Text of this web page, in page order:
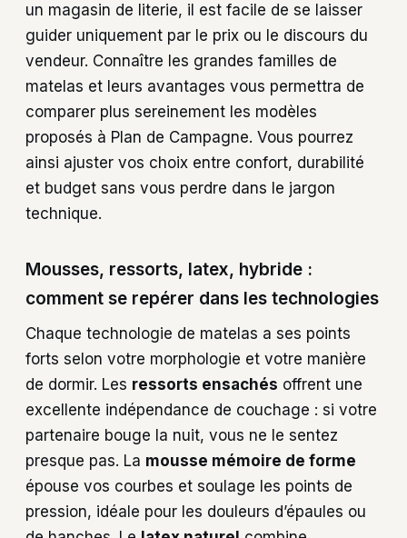
un magasin de literie, il est facile de se laisser
guider uniquement par le prix ou le discours du
vendeur. Connaître les grandes familles de
matelas et leurs avantages vous permettra de
comparer plus sereinement les modèles
proposés à Plan de Campagne. Vous pourrez
ainsi ajuster vos choix entre confort, durabilité
et budget sans vous perdre dans le jargon
technique.
Mousses, ressorts, latex, hybride :
comment se repérer dans les technologies
Chaque technologie de matelas a ses points
forts selon votre morphologie et votre manière
de dormir. Les ressorts ensachés offrent une
excellente indépendance de couchage : si votre
partenaire bouge la nuit, vous ne le sentez
presque pas. La mousse mémoire de forme
épouse vos courbes et soulage les points de
pression, idéale pour les douleurs d’épaules ou